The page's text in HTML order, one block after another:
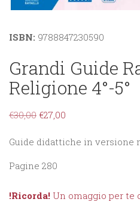
ISBN: 9788847230590
Grandi Guide
Religione 4°-5°
€30,00 €27,00
Guide didattiche in versione
Pagine 280
!Ricorda! Un omaggio per te